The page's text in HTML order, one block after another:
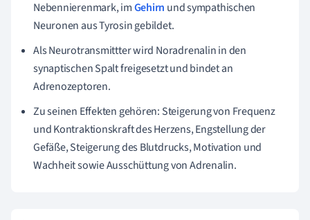
Nebennierenmark, imGehirn und sympathischen
Neuronen aus Tyrosin gebildet.
Als Neurotransmittter wird Noradrenalin in den
synaptischen Spalt freigesetzt und bindet an
Adrenozeptoren.
Zu seinen Effekten gehören: Steigerung von Frequenz
und Kontraktionskraft des Herzens, Engstellung der
Gefäße, Steigerung des Blutdrucks, Motivation und
Wachheit sowie Ausschüttung von Adrenalin.